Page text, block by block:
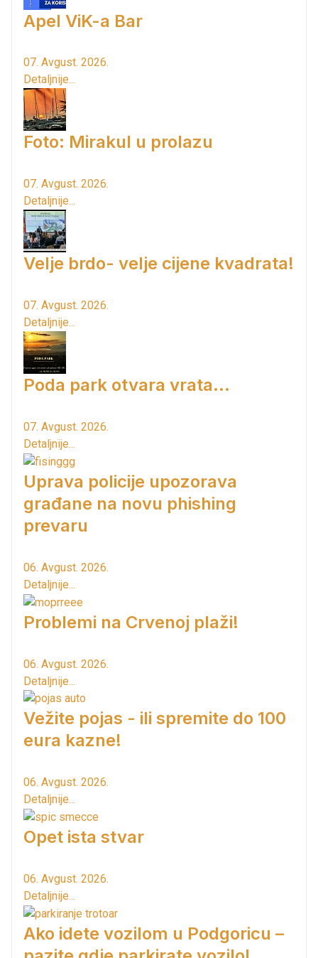
Apel ViK-a Bar
07. Avgust. 2026.
Detaljnije...
Foto: Mirakul u prolazu
07. Avgust. 2026.
Detaljnije...
Velje brdo- velje cijene kvadrata!
07. Avgust. 2026.
Detaljnije...
Poda park otvara vrata...
07. Avgust. 2026.
Detaljnije...
Uprava policije upozorava
građane na novu phishing
prevaru
06. Avgust. 2026.
Detaljnije...
Problemi na Crvenoj plaži!
06. Avgust. 2026.
Detaljnije...
Vežite pojas - ili spremite do 100
eura kazne!
06. Avgust. 2026.
Detaljnije...
Opet ista stvar
06. Avgust. 2026.
Detaljnije...
Ako idete vozilom u Podgoricu –